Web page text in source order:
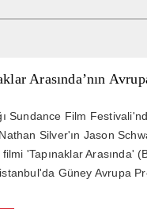
Arasında’nın
Sundance Film
Silver'ın Jason
'Tapınaklar Arasında'
Güney Avrupa